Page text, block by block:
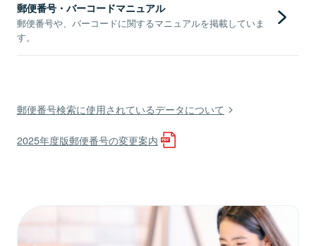
郵便番号・バーコードマニュアル
郵便番号や、バーコードに関するマニュアルを掲載していま
す。
郵便番号検索に使用されているデータについて
2025年度版郵便番号の変更案内